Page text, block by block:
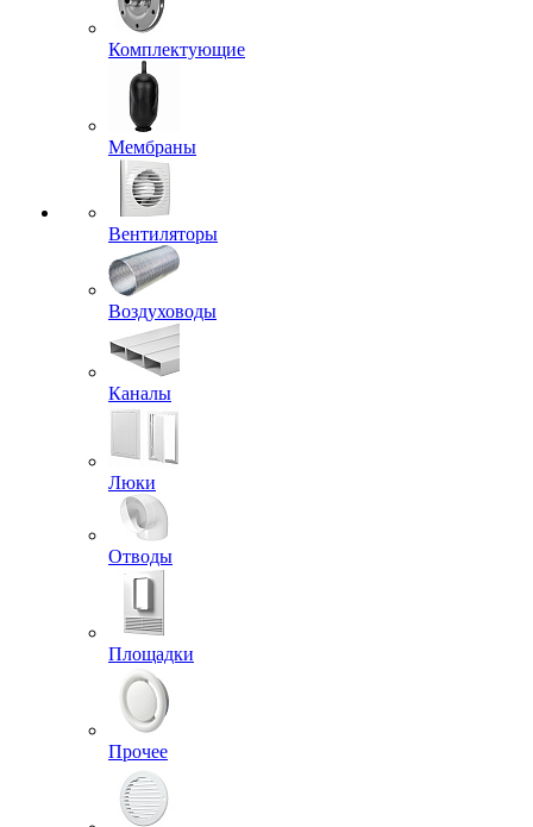
Комплектующие
Мембраны
Вентиляторы
Воздуховоды
Каналы
Люки
Отводы
Площадки
Прочее